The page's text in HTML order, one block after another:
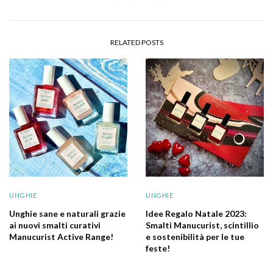
RELATED POSTS
UNGHIE
Unghie sane e naturali grazie
ai nuovi smalti curativi
Manucurist Active Range!
UNGHIE
Idee Regalo Natale 2023:
Smalti Manucurist, scintillio
e sostenibilità per le tue
feste!